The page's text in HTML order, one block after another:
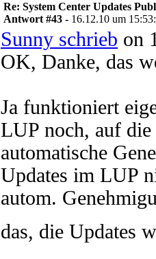
Re: System Center Updates
Antwort #43 - 16.12.10 um
Sunny schrieb on
OK, Danke, das
Ja funktioniert
LUP noch, auf
automatische
Updates im LUP
autom.
das, die Updates